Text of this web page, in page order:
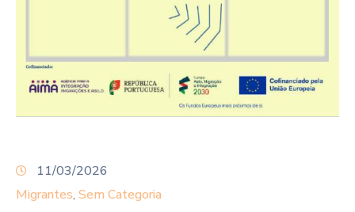
11/03/2026
Migrantes‚ Sem Categoria